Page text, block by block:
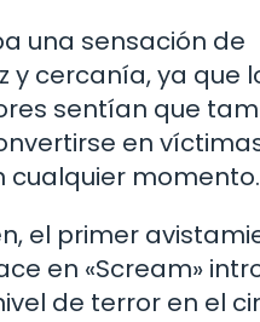
una sensación de
y cercanía, ya que
sentían que
en
cualquier momento.
el primer
en «Scream»
de terror en el